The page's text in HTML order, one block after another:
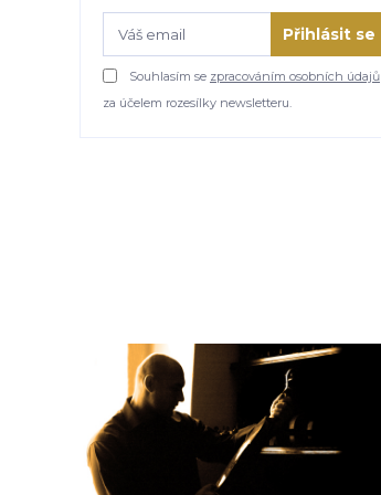
Přihlásit se
Souhlasím se zpracováním osobních údajů
za účelem rozesílky newsletteru.